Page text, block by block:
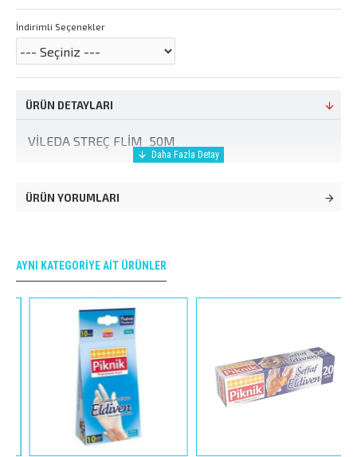
İndirimli Seçenekler
ÜRÜN DETAYLARI
VİLEDA STREÇ FLİM 50M
ÜRÜN YORUMLARI
AYNI KATEGORIYE AIT ÜRÜNLER